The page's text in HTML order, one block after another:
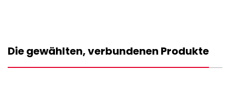
Die gewählten, verbundenen Produkte